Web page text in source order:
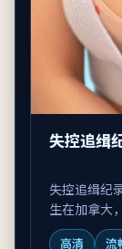
失控追缉
失控追缉纪
生在加拿大
高清
流